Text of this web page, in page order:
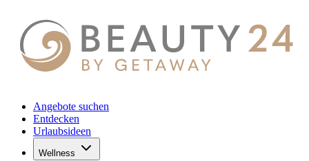
Angebote suchen
Entdecken
Urlaubsideen
Wellness